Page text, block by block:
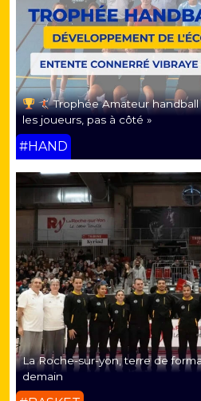
Trophée Amateur handball
les joueurs, pas à côté »
#HAND
La Roche-sur-yon, terre de
demain